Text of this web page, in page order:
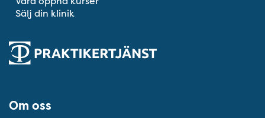
Sälj din klinik
Om oss